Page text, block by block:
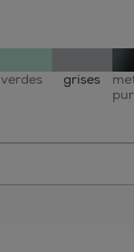
verdes grises